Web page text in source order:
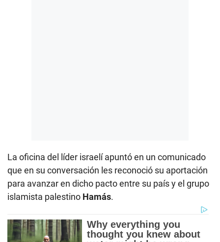
La oficina del líder israelí apuntó en un comunicado
que en su conversación les reconoció su aportación
para avanzar en dicho pacto entre su país y el grupo
islamista palestino Hamás.